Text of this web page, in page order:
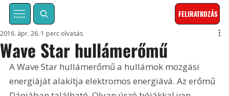
FELIRATKOZÁS
Wave Star hullámerőmű
2016. ápr. 26. 1 perc olvasás
A Wave Star hullámerőmű a hullámok mozgási
energiáját alakítja elektromos energiává. Az erőmű